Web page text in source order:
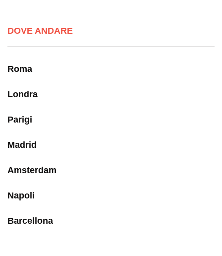
DOVE ANDARE
Roma
Londra
Parigi
Madrid
Amsterdam
Napoli
Barcellona